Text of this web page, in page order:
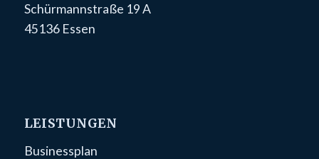
Schürmannstraße 19 A
45136 Essen
LEISTUNGEN
Businessplan